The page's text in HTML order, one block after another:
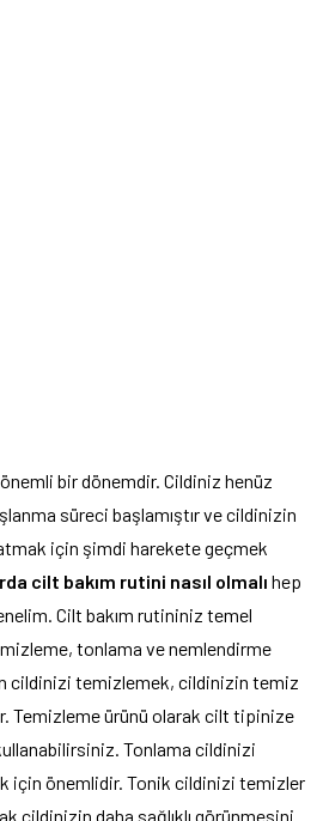
önemli bir dönemdir. Cildiniz henüz
süreci başlamıştır ve cildinizin
için şimdi harekete geçmek
cilt bakım rutini nasıl olmalı hep
Cilt bakım rutininiz temel
tonlama ve nemlendirme
cildinizi temizlemek, cildinizin temiz
Temizleme ürünü olarak cilt tipinize
Tonlama cildinizi
için önemlidir. Tonik cildinizi temizler
cildinizin daha sağlıklı görünmesini